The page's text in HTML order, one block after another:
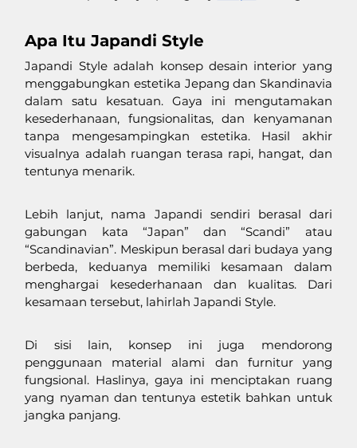
Apa Itu Japandi Style
Japandi Style adalah konsep desain interior yang
menggabungkan estetika Jepang dan Skandinavia
dalam satu kesatuan. Gaya ini mengutamakan
kesederhanaan, fungsionalitas, dan kenyamanan
tanpa mengesampingkan estetika. Hasil akhir
visualnya adalah ruangan terasa rapi, hangat, dan
tentunya menarik.
Lebih lanjut, nama Japandi sendiri berasal dari
gabungan kata “Japan” dan “Scandi” atau
“Scandinavian”. Meskipun berasal dari budaya yang
berbeda, keduanya memiliki kesamaan dalam
menghargai kesederhanaan dan kualitas. Dari
kesamaan tersebut, lahirlah Japandi Style.
Di sisi lain, konsep ini juga mendorong
penggunaan material alami dan furnitur yang
fungsional. Haslinya, gaya ini menciptakan ruang
yang nyaman dan tentunya estetik bahkan untuk
jangka panjang.